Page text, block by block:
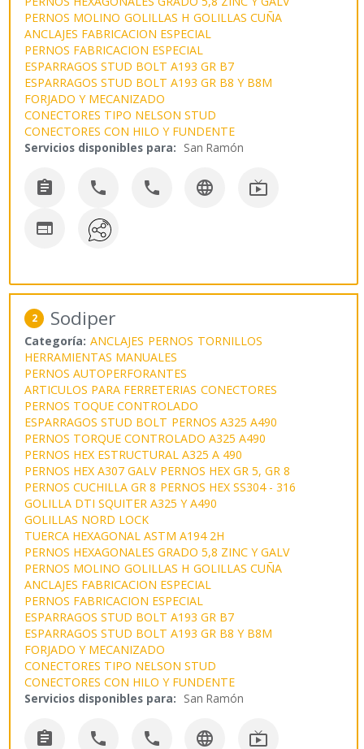
PERNOS MOLINO GOLILLAS H GOLILLAS CUÑA
ANCLAJES FABRICACION ESPECIAL
PERNOS FABRICACION ESPECIAL
ESPARRAGOS STUD BOLT A193 GR B7
ESPARRAGOS STUD BOLT A193 GR B8 Y B8M
FORJADO Y MECANIZADO
CONECTORES TIPO NELSON STUD
CONECTORES CON HILO Y FUNDENTE
Servicios disponibles para: San Ramón
    

2 Sodiper
Categoría: ANCLAJES PERNOS TORNILLOS
HERRAMIENTAS MANUALES
PERNOS AUTOPERFORANTES
ARTICULOS PARA FERRETERIAS CONECTORES
PERNOS TOQUE CONTROLADO
ESPARRAGOS STUD BOLT PERNOS A325 A490
PERNOS TORQUE CONTROLADO A325 A490
PERNOS HEX ESTRUCTURAL A325 A 490
PERNOS HEX A307 GALV PERNOS HEX GR 5, GR 8
PERNOS CUCHILLA GR 8 PERNOS HEX SS304 - 316
GOLILLA DTI SQUITER A325 Y A490
GOLILLAS NORD LOCK
TUERCA HEXAGONAL ASTM A194 2H
PERNOS HEXAGONALES GRADO 5,8 ZINC Y GALV
PERNOS MOLINO GOLILLAS H GOLILLAS CUÑA
ANCLAJES FABRICACION ESPECIAL
PERNOS FABRICACION ESPECIAL
ESPARRAGOS STUD BOLT A193 GR B7
ESPARRAGOS STUD BOLT A193 GR B8 Y B8M
FORJADO Y MECANIZADO
CONECTORES TIPO NELSON STUD
CONECTORES CON HILO Y FUNDENTE
Servicios disponibles para: San Ramón
    